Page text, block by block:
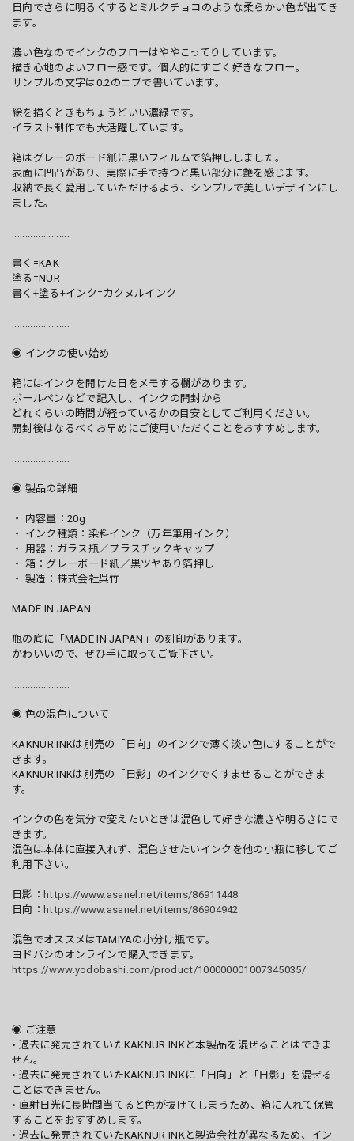
日向でさらに明るくするとミルクチョコのような柔らかい色が出てき
ます。
濃い色なのでインクのフローはややこってりしています。
描き心地のよいフロー感です。個人的にすごく好きなフロー。
サンプルの文字は0.2のニブで書いています。
絵を描くときもちょうどいい濃緑です。
イラスト制作でも大活躍しています。
箱はグレーのボード紙に黒いフィルムで箔押ししました。
表面に凹凸があり、実際に手で持つと黒い部分に艶を感じます。
収納で長く愛用していただけるよう、シンプルで美しいデザインにし
ました。
......................
書く=KAK
塗る=NUR
書く+塗る+インク=カクヌルインク
......................
◉ インクの使い始め
箱にはインクを開けた日をメモする欄があります。
ボールペンなどで記入し、インクの開封から
どれくらいの時間が経っているかの目安としてご利用ください。
開封後はなるべくお早めにご使用いただくことをおすすめします。
......................
◉ 製品の詳細
・ 内容量：20g
・ インク種類：染料インク（万年筆用インク）
・ 用器：ガラス瓶／プラスチックキャップ
・ 箱：グレーボード紙／黒ツヤあり箔押し
・ 製造：株式会社呉竹
MADE IN JAPAN
瓶の底に「MADE IN JAPAN」の刻印があります。
かわいいので、ぜひ手に取ってご覧下さい。
......................
◉ 色の混色について
KAKNUR INKは別売の「日向」のインクで薄く淡い色にすることがで
きます。
KAKNUR INKは別売の「日影」のインクでくすませることができま
す。
インクの色を気分で変えたいときは混色して好きな濃さや明るさにで
きます。
混色は本体に直接入れず、混色させたいインクを他の小瓶に移してご
利用下さい。
日影： https://www.asanel.net/items/86911448
日向： https://www.asanel.net/items/86904942
混色でオススメはTAMIYAの小分け瓶です。
ヨドバシのオンラインで購入できます。
https://www.yodobashi.com/product/100000001007345035/
......................
◉ ご注意
• 過去に発売されていたKAKNUR INKと本製品を混ぜることはできま
せん。
• 過去に発売されていたKAKNUR INKに「日向」と「日影」を混ぜる
ことはできません。
• 直射日光に長時間当てると色が抜けてしまうため、箱に入れて保管
することをおすすめします。
• 過去に発売されていたKAKNUR INKと製造会社が異なるため、イン